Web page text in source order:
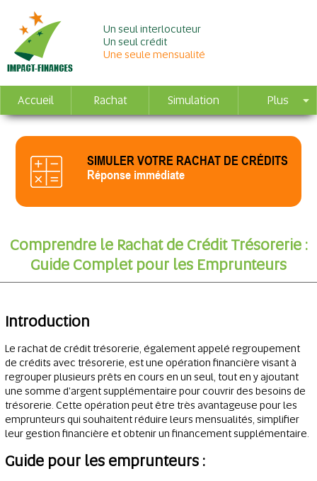
Un seul interlocuteur
Un seul crédit
Une seule mensualité
Accueil Rachat Simulation Plus
SIMULER VOTRE RACHAT DE CRÉDITS
Réponse immédiate
Comprendre le Rachat de Crédit Trésorerie :
Guide Complet pour les Emprunteurs
Introduction
Le rachat de crédit trésorerie, également appelé regroupement
de crédits avec trésorerie, est une opération financière visant à
regrouper plusieurs prêts en cours en un seul, tout en y ajoutant
une somme d'argent supplémentaire pour couvrir des besoins de
trésorerie. Cette opération peut être très avantageuse pour les
emprunteurs qui souhaitent réduire leurs mensualités, simplifier
leur gestion financière et obtenir un financement supplémentaire.
Guide pour les emprunteurs :